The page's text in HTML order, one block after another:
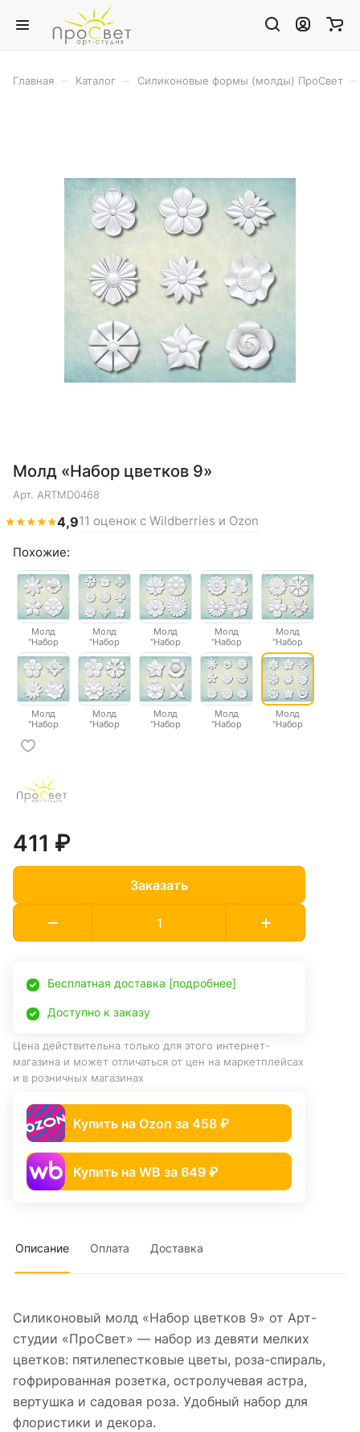
Главная Каталог Силиконовые формы (молды) ПроСвет
Молд «Набор цветков 9»
Арт. ARTMD0468
★★★★★4,911 оценок с Wildberries и Ozon
Похожие:
Молд
"Набор
цветков 1"
Молд
"Набор
цветков 10"
Молд
"Набор
цветков 2"
Молд
"Набор
цветков 3"
Молд
"Набор
цветков 4"
Молд
"Набор
Молд
"Набор
Молд
"Набор
Молд
"Набор
Молд
"Набор
411 ₽
Заказать
Бесплатная доставка [подробнее]
Доступно к заказу
Цена действительна только для этого интернет-
магазина и может отличаться от цен на маркетплейсах
и в розничных магазинах
Купить на Ozon за 458 ₽
Купить на WB за 649 ₽
Описание Оплата Доставка
Силиконовый молд «Набор цветков 9» от Арт-
студии «ПроСвет» — набор из девяти мелких
цветков: пятилепестковые цветы, роза-спираль,
гофрированная розетка, остролучевая астра,
вертушка и садовая роза. Удобный набор для
флористики и декора.